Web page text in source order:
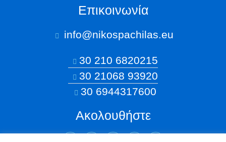
Επικοινωνία
info@nikospachilas.eu​
Ακολουθήστε
30 210 6820215
30 21068 93920
30 6944317600